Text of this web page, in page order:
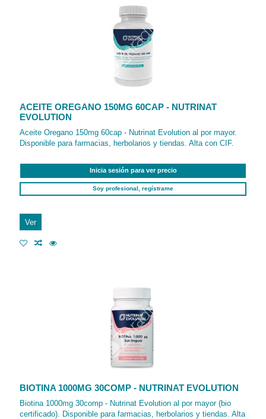
ACEITE OREGANO 150MG 60CAP - NUTRINAT
EVOLUTION
Aceite Oregano 150mg 60cap - Nutrinat Evolution al por mayor.
Disponible para farmacias, herbolarios y tiendas. Alta con CIF.
Inicia sesión para ver precio
Soy profesional, regístrame
Ver
BIOTINA 1000MG 30COMP - NUTRINAT EVOLUTION
Biotina 1000mg 30comp - Nutrinat Evolution al por mayor (bio
certificado). Disponible para farmacias, herbolarios y tiendas. Alta